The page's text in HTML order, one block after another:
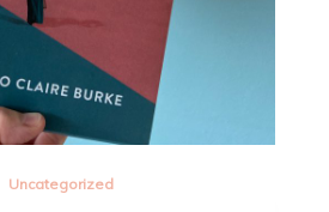
Uncategorized